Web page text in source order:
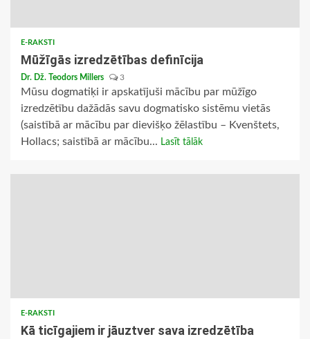
E-RAKSTI
Mūžīgās izredzētības definīcija
Dr. Dž. Teodors Millers 3
Mūsu dogmatiķi ir apskatījuši mācību par mūžīgo
izredzētību dažādās savu dogmatisko sistēmu vietās
(saistībā ar mācību par dievišķo žēlastību – Kvenštets,
Hollacs; saistībā ar mācību... Lasīt tālāk
E-RAKSTI
Kā ticīgajiem ir jāuztver sava izredzētība